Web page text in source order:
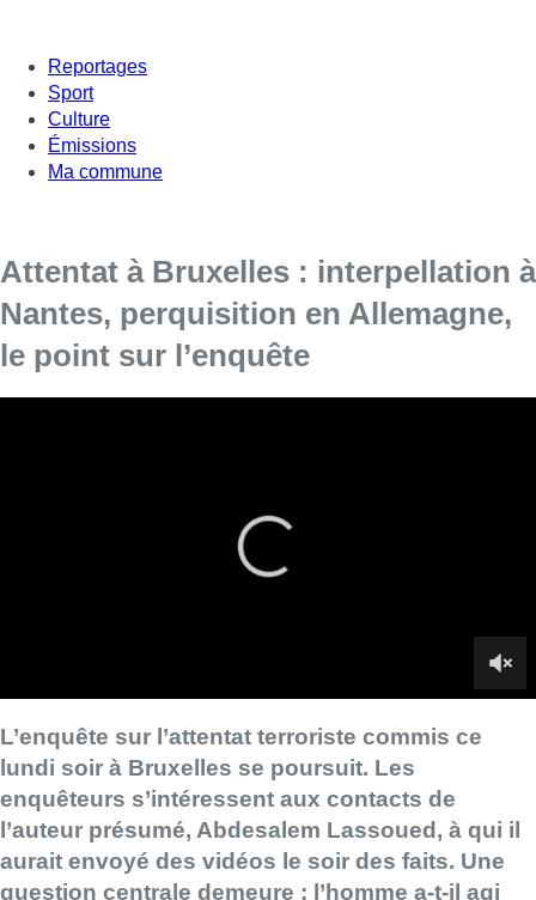
Reportages
Sport
Culture
Émissions
Ma commune
Attentat à Bruxelles : interpellation à
Nantes, perquisition en Allemagne,
le point sur l’enquête
aurait envoyé des vidéos le soir des faits. Une
question centrale demeure : l’homme a-t-il agi
, a enregistré une
vidéo de revendication de l’attaque terroriste mais également
une autre dans laquelle il prête allégeance au groupe terroriste
Etat islamique (EI). Selon le journal allemand Bild, le Tunisien
a transmis cette dernière vidéo à 26 contacts (11 en Belgique et
Allemagne
Les unités spéciales du Land allemand de Saxe ont